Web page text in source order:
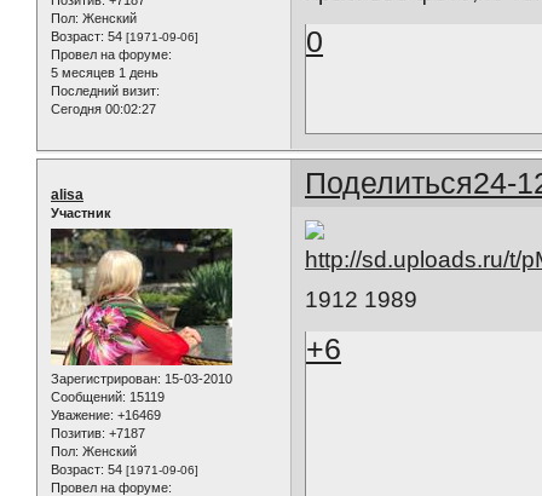
Пол: Женский
Возраст: 54 [1971-09-06]
Провел на форуме:
5 месяцев 1 день
Последний визит:
Сегодня 00:02:27
0
Поделиться24-
alisa
Участник
Зарегистрирован: 15-03-2010
Сообщений: 15119
Уважение: +16469
Позитив: +7187
Пол: Женский
Возраст: 54 [1971-09-06]
Провел на форуме:
1912 1989
+6